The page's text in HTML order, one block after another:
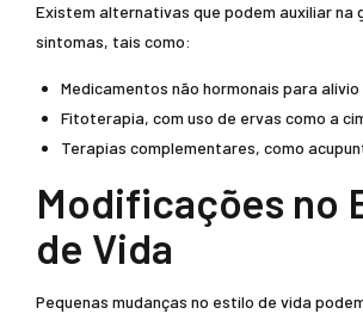
Existem alternativas que podem auxiliar na
sintomas, tais como:
Medicamentos não hormonais para alívio
Fitoterapia, com uso de ervas como a
Terapias complementares, como
Modificações no
de Vida
Pequenas mudanças no estilo de vida